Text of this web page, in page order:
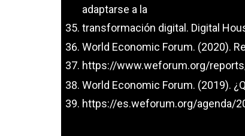
adaptarse a la
transformación digital. Digital
World Economic Forum. (2020).
https://www.weforum.org/
World Economic Forum. (2019).
https://es.weforum.org/agenda/